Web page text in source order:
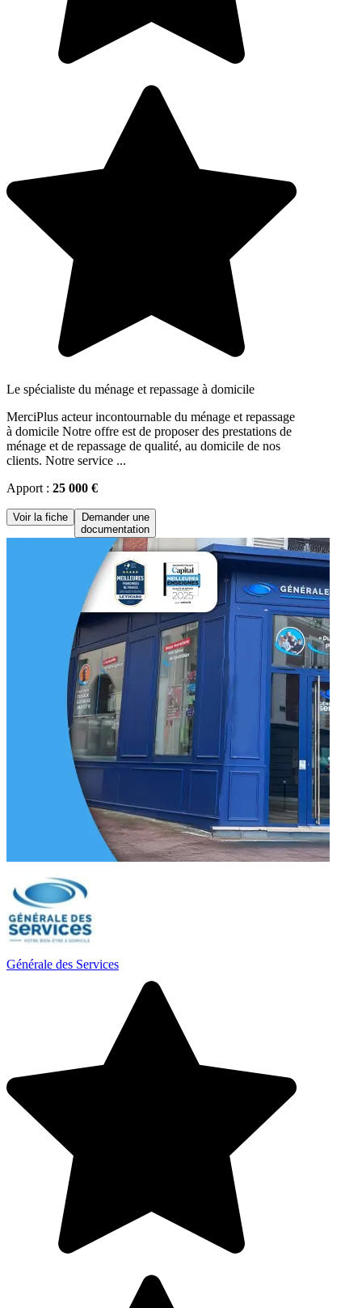
Le spécialiste du ménage et repassage à domicile
MerciPlus acteur incontournable du ménage et repassage
à domicile Notre offre est de proposer des prestations de
ménage et de repassage de qualité, au domicile de nos
clients. Notre service ...
Apport : 25 000 €
Voir la fiche
Demander une
documentation
Générale des Services